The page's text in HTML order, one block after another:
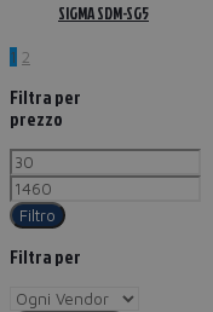
SIGMA SDM-SG5
1 2
Filtra per
prezzo
Filtro
Filtra per